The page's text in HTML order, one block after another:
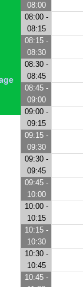
08:00
08:00 -
08:15
08:15 -
08:30
08:30 -
08:45
08:45 -
09:00
09:00 -
09:15
09:15 -
09:30
09:30 -
09:45
09:45 -
10:00
10:00 -
10:15
10:15 -
10:30
10:30 -
10:45
10:45 -